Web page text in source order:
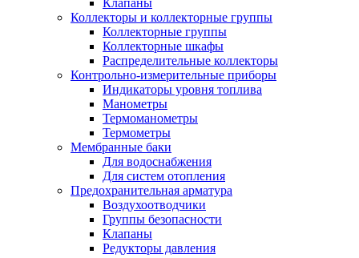
Клапаны
Коллекторы и коллекторные группы
Коллекторные группы
Коллекторные шкафы
Распределительные коллекторы
Контрольно-измерительные приборы
Индикаторы уровня топлива
Манометры
Термоманометры
Термометры
Мембранные баки
Для водоснабжения
Для систем отопления
Предохранительная арматура
Воздухоотводчики
Группы безопасности
Клапаны
Редукторы давления